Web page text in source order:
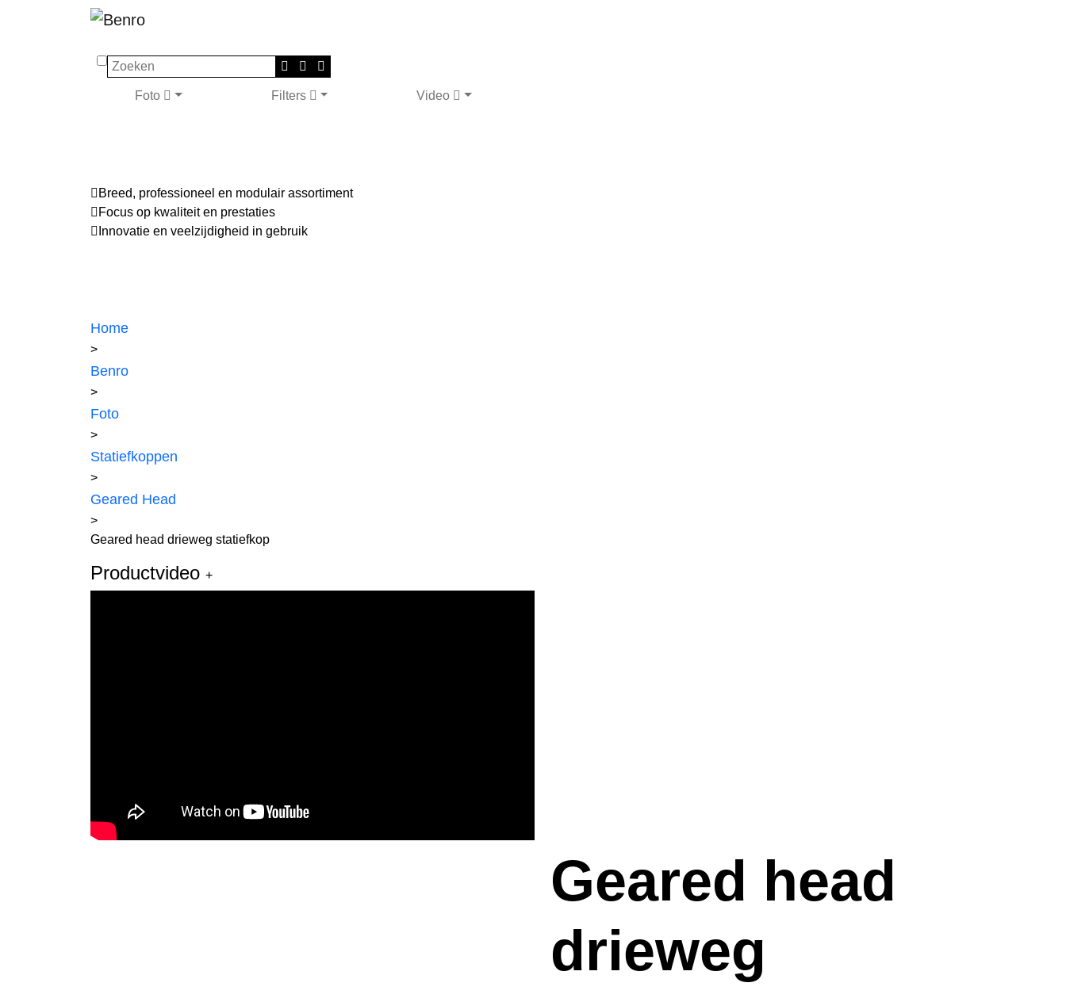
Zoeken
Foto Filters Video
Breed, professioneel en modulair assortiment
Focus op kwaliteit en prestaties
Innovatie en veelzijdigheid in gebruik
Home
>
Benro
>
Foto
>
Statiefkoppen
>
Geared Head
>
Geared head drieweg statiefkop
Productvideo +
Geared head
drieweg